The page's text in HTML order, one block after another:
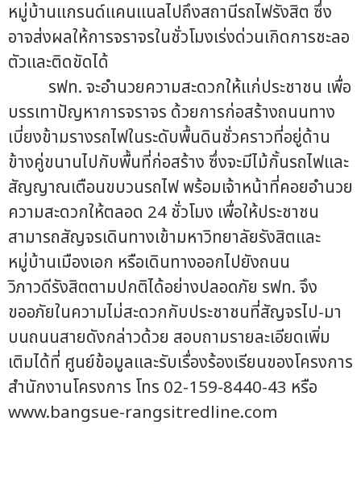
หมู่บ้านแกรนด์แคนแนลไปถึงสถานีรถไฟรังสิต ซึ่ง
อาจส่งผลให้การจราจรในชั่วโมงเร่งด่วนเกิดการชะลอ
ตัวและติดขัดได้
รฟท. จะอำนวยความสะดวกให้แก่ประชาชน เพื่อ
บรรเทาปัญหาการจราจร ด้วยการก่อสร้างถนนทาง
เบี่ยงข้ามรางรถไฟในระดับพื้นดินชั่วคราวที่อยู่ด้าน
ข้างคู่ขนานไปกับพื้นที่ก่อสร้าง ซึ่งจะมีไม้กั้นรถไฟและ
สัญญาณเตือนขบวนรถไฟ พร้อมเจ้าหน้าที่คอยอำนวย
ความสะดวกให้ตลอด 24 ชั่วโมง เพื่อให้ประชาชน
สามารถสัญจรเดินทางเข้ามหาวิทยาลัยรังสิตและ
หมู่บ้านเมืองเอก หรือเดินทางออกไปยังถนน
วิภาวดีรังสิตตามปกติได้อย่างปลอดภัย รฟท. จึง
ขออภัยในความไม่สะดวกกับประชาชนที่สัญจรไป-มา
บนถนนสายดังกล่าวด้วย สอบถามรายละเอียดเพิ่ม
เติมได้ที่ ศูนย์ข้อมูลและรับเรื่องร้องเรียนของโครงการ
สำนักงานโครงการ โทร 02-159-8440-43 หรือ
www.bangsue-rangsitredline.com